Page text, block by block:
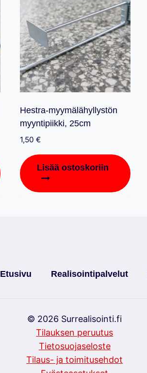
Hestra-myymälähyllystön
myyntipiikki, 25cm
1,50 €
Lisää ostoskoriin
Etusivu Realisointipalvelut
© 2026 Surrealisointi.fi
Tilauksen peruutus
Tietosuojaseloste
Tilaus- ja toimitusehdot